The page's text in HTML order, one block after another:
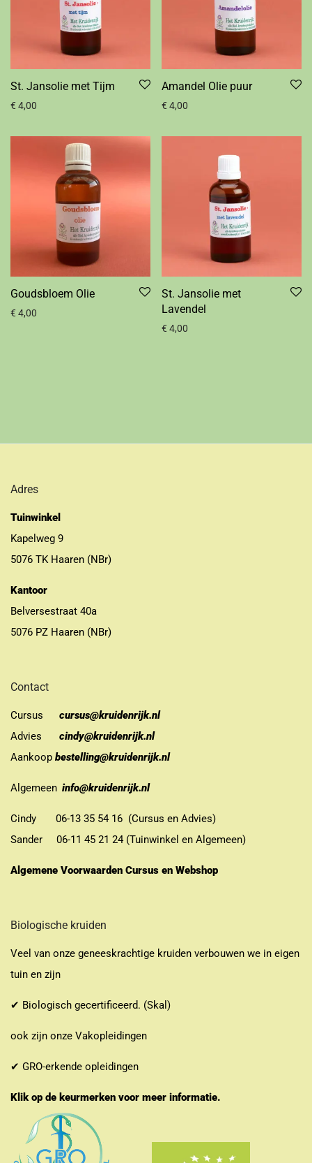
St. Jansolie met Tijm
€ 4,00
Amandel Olie puur
€ 4,00
Goudsbloem Olie
€ 4,00
St. Jansolie met
Lavendel
€ 4,00
Adres
Tuinwinkel
Kapelweg 9
5076 TK Haaren (NBr)
Kantoor
Belversestraat 40a
5076 PZ Haaren (NBr)
Contact
Cursus
cursus@kruidenrijk.nl
Advies
cindy@kruidenrijk.nl
Aankoop bestelling@kruidenrijk.nl
Algemeen info@kruidenrijk.nl
Cindy 06-13 35 54 16 (Cursus en Advies)
Sander 06-11 45 21 24 (Tuinwinkel en Algemeen)
Algemene Voorwaarden Cursus en Webshop
Biologische kruiden
Veel van onze geneeskrachtige kruiden verbouwen we in eigen
tuin en zijn
✔ Biologisch gecertificeerd. (Skal)
ook zijn onze Vakopleidingen
✔ GRO-erkende opleidingen
Klik op de keurmerken voor meer informatie.